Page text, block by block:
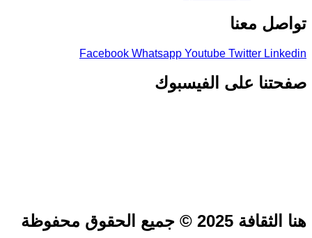
معنا
Facebook Whatsapp Youtube Twitter
على الفيسبوك
2025 © جميع الحقوق محفوظة